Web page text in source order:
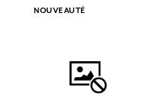
NOUVEAUTÉ